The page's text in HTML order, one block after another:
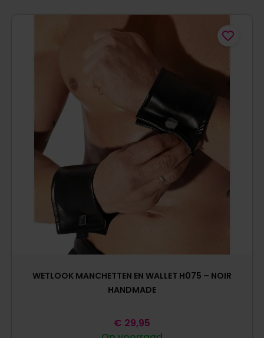
WETLOOK MANCHETTEN EN WALLET H075 – NOIR
HANDMADE
€ 29,95